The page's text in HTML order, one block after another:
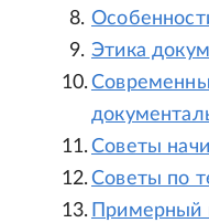
Этика
Советы
Советы по
Примерный